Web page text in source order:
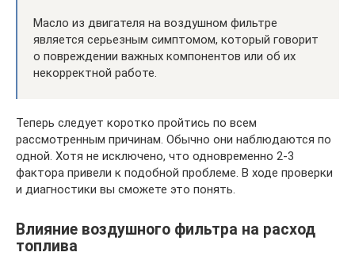
Масло из двигателя на воздушном фильтре
является серьезным симптомом, который говорит
о повреждении важных компонентов или об их
некорректной работе.
Теперь следует коротко пройтись по всем
рассмотренным причинам. Обычно они наблюдаются по
одной. Хотя не исключено, что одновременно 2-3
фактора привели к подобной проблеме. В ходе проверки
и диагностики вы сможете это понять.
Влияние воздушного фильтра на расход
топлива